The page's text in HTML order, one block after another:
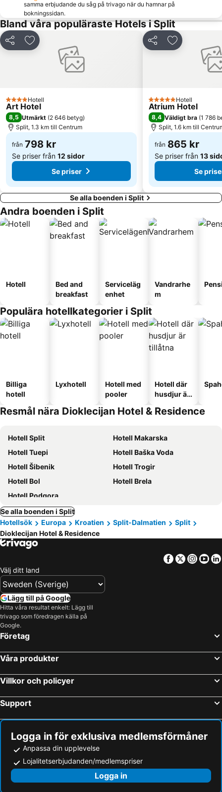
samma erbjudande du såg på trivago när du hamnar på
bokningssidan.
Bland våra populäraste Hotels i Split
Dela Lägg till i Mina Favoriter
4 Stjärnor
Hotell
Art Hotel
8,5 Utmärkt (2 646 betyg)
Split, 1.3 km till Centrum
från 798 kr
Se priser från 12 sidor
Se priser
Dela Lägg till i
5 StjärnorHotell
Atrium Hotel
8,4 Väldigt bra (1 786
Split, 1.6 km till
från 865 kr
Se priser från 13
Se
Se alla boenden i Split
Andra boenden i Split
Hotell
Bed and
breakfast
Serviceläg
enhet
Vandrarhe
m
Populära hotellkategorier i Split
Billiga
hotell
Lyxhotell
Hotell med
pooler
Hotell där
husdjur är
Resmål nära Dioklecijan Hotel & Residence
Hotell Split
Hotell Makarska
Hotell Tuepi
Hotell Baška Voda
Hotell Šibenik
Hotell Trogir
Hotell Bol
Hotell Brela
Hotell Podgora
Se alla boenden i Split
Hotellsök
Europa Kroatien Split-Dalmatien
Split
Dioklecijan Hotel & Residence
Facebook
Twitter
Välj ditt land
Lägg till på Google
Hitta våra resultat enkelt: Lägg till
trivago som föredragen källa på
Google.
Företag
Våra produkter
Villkor och policyer
Support
Logga in för exklusiva medlemsförmåner
Anpassa din upplevelse
Lojalitetserbjudanden/medlemspriser
Logga in